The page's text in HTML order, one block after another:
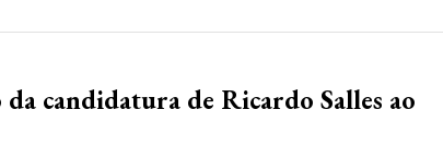
candidatura de Ricardo Salles ao